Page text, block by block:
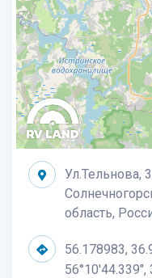
Ул.Тельнова,
область,
56.178983,
56°10'44.339",